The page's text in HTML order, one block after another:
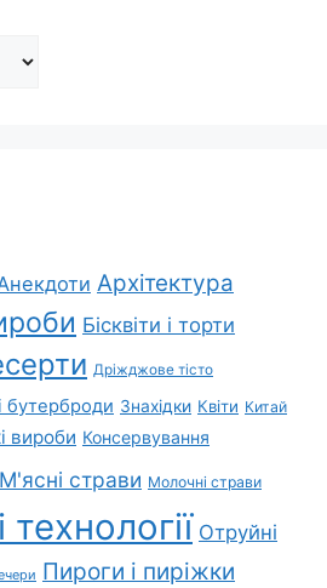
Архітектура
Бісквіти і торти
Дріжджове тісто
бутерброди Знахідки Квіти Китай
вироби Консервування
М'ясні страви Молочні страви
технології Отруйні
Пироги і пиріжки